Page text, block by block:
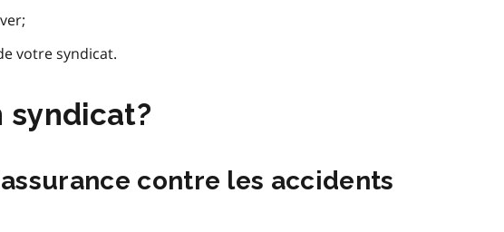
votre syndicat.
syndicat?
contre les accidents